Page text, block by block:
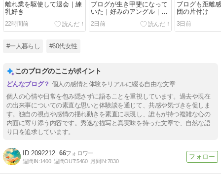
離れ業を駆使して退会｜練
乳好き
22時間前
ブログが生き甲斐になって
いた｜好みのアングル｜モ
チーフ繋ぎ
2日前
ブログも距離
団の片付け
3日前
#一人暮らし #60代女性
このブログのここがポイント
個人の感情と体験をリアルに綴る自由な文章
個人の心情や日常を包み隠さずに語ることを重視しています。過去や現在
の出来事についての素直な思いと体験談を通じて、共感や気づきを促しま
す。独自の視点や感情の揺れ動きを素直に表現し、誰もが持つ複雑な心の
内面に寄り添う内容です。秀逸な描写と真実味を持った文章で、自然な語
り口を追求しています。
2092212 66
週間IN:1400 週間OUT:5460 月間IN:7830